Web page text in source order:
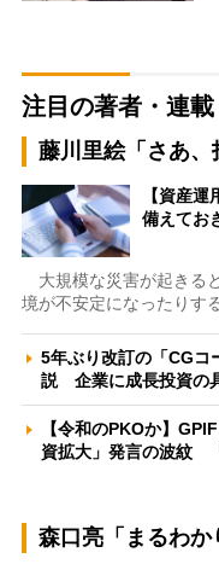
注目の著者・連載
藤川里絵「さあ、
【資産
備えてお
大規模な災害が起きる
境が不安定になったりす
5年ぶり改訂の「CGコ
説 企業に成長投資の
【令和のPKOか】
資拡大」発言の波紋
森口亮「まるわか